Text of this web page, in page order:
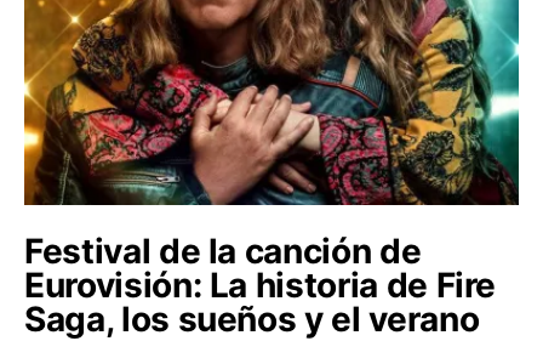
Festival de la canción de
Eurovisión: La historia de Fire
Saga, los sueños y el verano